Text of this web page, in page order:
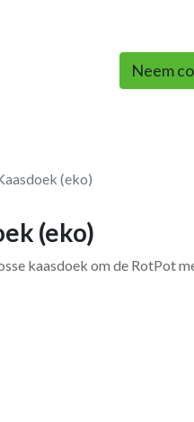
Neem
(eko)
(eko)
kaasdoek om de RotPot